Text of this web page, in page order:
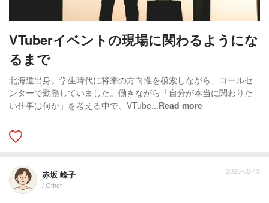
VTuberイベントの現場に関わるようにな
るまで
北海道出身。学生時代に将来の方向性を模索しながら、コールセ
ンターで勤務していました。働きながら「自分が本当に関わりた
い仕事は何か」を考える中で、VTube...Read more
赤坂 峰子
/ Other
2026-02-15